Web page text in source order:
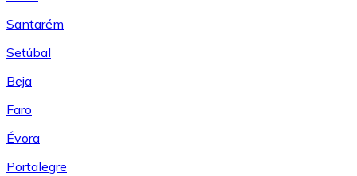
Santarém
Setúbal
Beja
Faro
Évora
Portalegre